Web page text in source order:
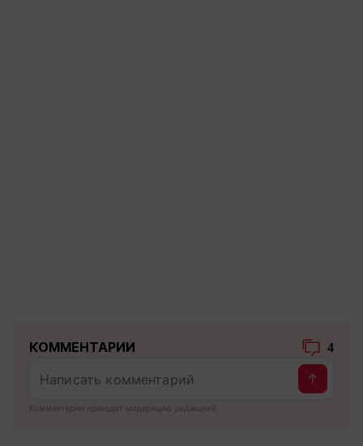
КОММЕНТАРИИ 4
Комментарии проходят модерацию редакцией